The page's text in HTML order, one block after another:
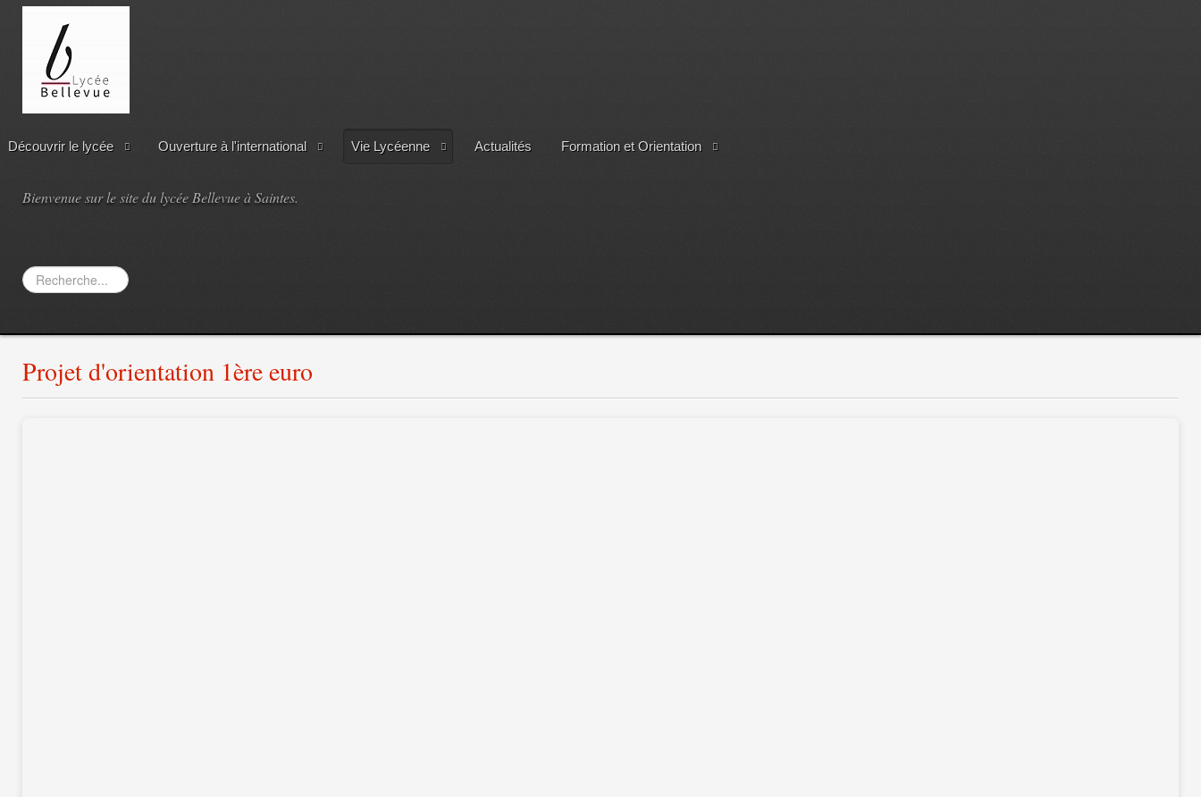
Découvrir le lycée Ouverture à l'international Vie Lycéenne Actualités Formation et Orientation
Bienvenue sur le site du lycée Bellevue à Saintes.
Rechercher
Projet d'orientation 1ère euro